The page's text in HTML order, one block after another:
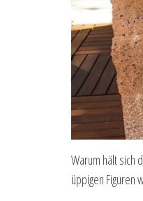
Warum hält sich
üppigen Figuren